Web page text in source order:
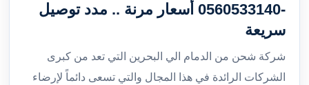
-0560533140 أسعار مرنة .. مدد توصيل
سريعة
شركة شحن من الدمام الي البحرين التي تعد من كبرى
الشركات الرائدة في هذا المجال والتي تسعى دائماً لإرضاء